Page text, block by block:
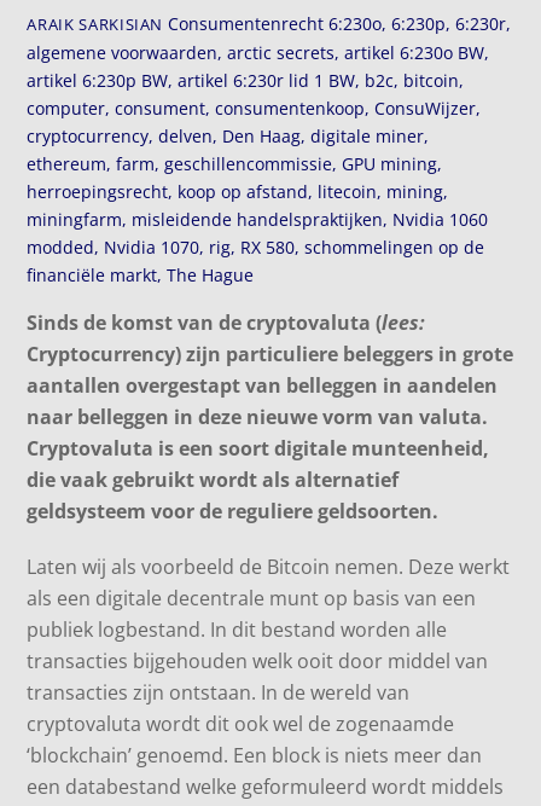
ARAIK SARKISIAN Consumentenrecht 6:230o,6:230p,6:230r,
algemene voorwaarden,arctic secrets,artikel 6:230o BW,
artikel 6:230p BW,artikel 6:230r lid 1 BW, b2c, bitcoin,
computer,consument,consumentenkoop,ConsuWijzer,
cryptocurrency,delven, Den Haag,digitale miner,
ethereum,farm,geschillencommissie, GPU mining,
herroepingsrecht, koop op afstand, litecoin, mining,
miningfarm, misleidende handelspraktijken, Nvidia 1060
modded, Nvidia 1070, rig, RX 580,schommelingen op de
financiële markt,The Hague
Sinds de komst van de cryptovaluta (lees:
Cryptocurrency) zijn particuliere beleggers in grote
aantallen overgestapt van belleggen in aandelen
naar belleggen in deze nieuwe vorm van valuta.
Cryptovaluta is eensoortdigitale munteenheid,
die vaak gebruikt wordt als alternatief
geldsysteem voor de reguliere geldsoorten.
Laten wij als voorbeeld de Bitcoin nemen. Deze werkt
als een digitale decentrale munt op basis van een
publiek logbestand. In dit bestand worden alle
transacties bijgehouden welk ooit door middel van
transacties zijn ontstaan. In de wereld van
cryptovaluta wordt dit ook wel de zogenaamde
‘blockchain’ genoemd. Een block is niets meer dan
een databestand welke geformuleerd wordt middels